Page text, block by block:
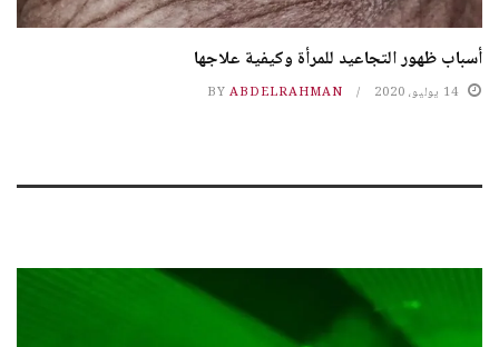
أسباب ظهور التجاعيد للمرأة وكيفية علاجها
14 يوليو، 2020 BY ABDELRAHMAN